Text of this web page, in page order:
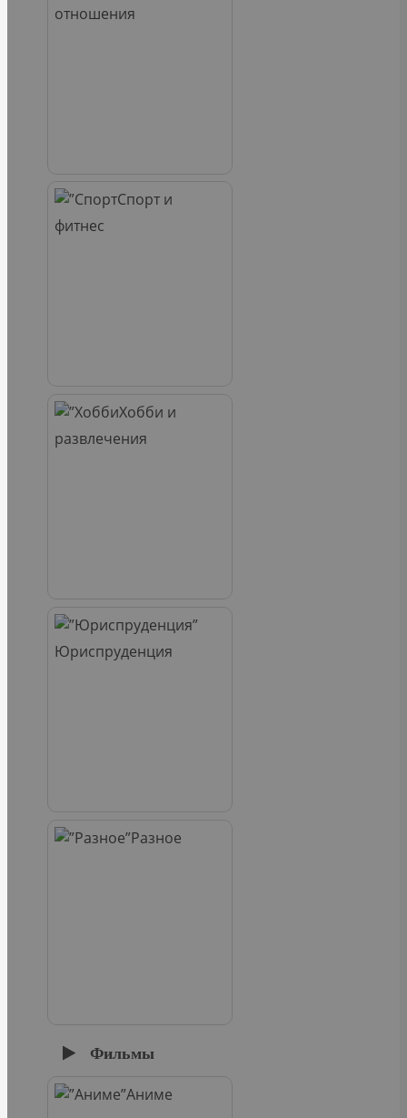
отношения
Спорт и
фитнес
Хобби и
развлечения
Юриспруденция
Разное
Фильмы
Аниме